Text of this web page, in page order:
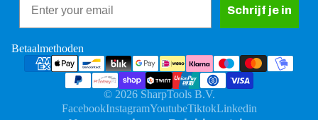
Schrijf je in
Betaalmethoden
© 2026 SharpTools B.V.
FacebookInstagramYoutubeTiktokLinkedin